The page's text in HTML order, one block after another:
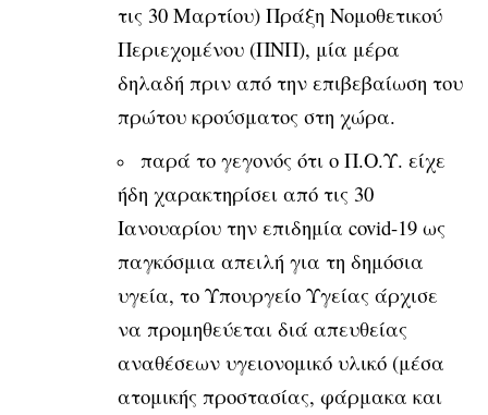
τις 30 Μαρτίου) Πράξη Νομοθετικού
Περιεχομένου (ΠΝΠ), μία μέρα
δηλαδή πριν από την επιβεβαίωση του
πρώτου κρούσματος στη χώρα.
παρά το γεγονός ότι ο Π.Ο.Υ. είχε
ήδη χαρακτηρίσει από τις 30
Ιανουαρίου την επιδημία covid-19 ως
παγκόσμια απειλή για τη δημόσια
υγεία, το Υπουρ­γείο Υγείας άρχισε
να προμηθεύεται διά απευθείας
αναθέσεων υγειονομικό υλικό (μέσα
ατομικής προστασίας, φάρμακα και